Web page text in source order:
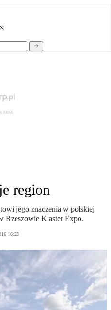
region
jego znaczenia w polskiej
Rzeszowie Klaster Expo.
16:23